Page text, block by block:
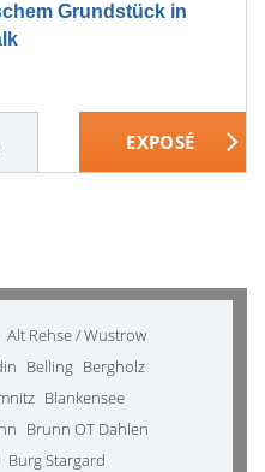
Grundstück in
Alt Rehse / Wustrow
Belling Bergholz
Blankensee
Brunn OT Dahlen
Burg Stargard